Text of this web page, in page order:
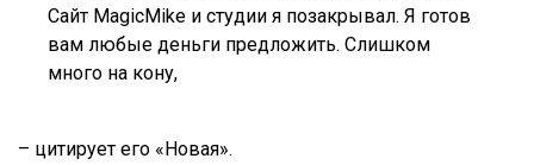
Сайт MagicMike и студии я позакрывал. Я готов
вам любые деньги предложить. Слишком
много на кону,
– цитирует его «Новая».